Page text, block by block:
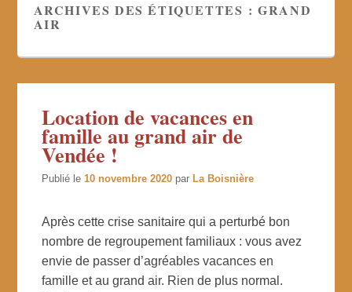
ARCHIVES DES ÉTIQUETTES :GRAND
AIR
Location de vacances en
famille au grand air de
Vendée !
Publié le 10 novembre 2020 par La Boisnière
Après cette crise sanitaire qui a perturbé bon
nombre de regroupement familiaux : vous avez
envie de passer d’agréables vacances en
famille et au grand air. Rien de plus normal.